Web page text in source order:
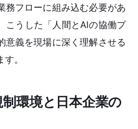
務フローに組み込む必要があ
こうした「人間とAIの協働プ
意義を現場に深く理解させる
。
環境と日本企業の